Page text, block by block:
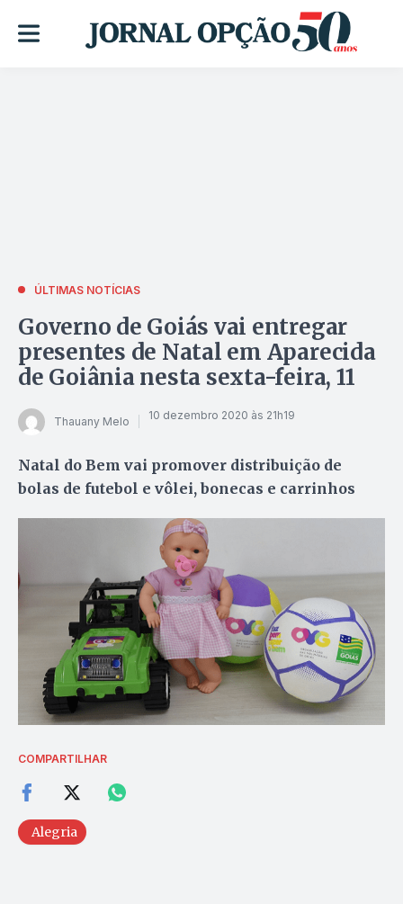
ÚLTIMAS NOTÍCIAS
Governo de Goiás vai entregar
presentes de Natal em Aparecida
de Goiânia nesta sexta-feira, 11
Thauany Melo 10 dezembro 2020 às 21h19
Natal do Bem vai promover distribuição de
bolas de futebol e vôlei, bonecas e carrinhos
COMPARTILHAR
Alegria